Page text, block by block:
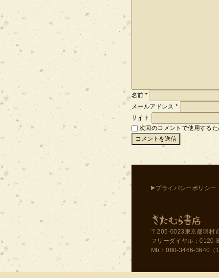
名前*
メールアドレス*
サイト
次回のコメントで使用する
▸プライバシーポリシー
〒205-0023東京都羽村
フリーダイヤル：
Mb：080-3466-3640（